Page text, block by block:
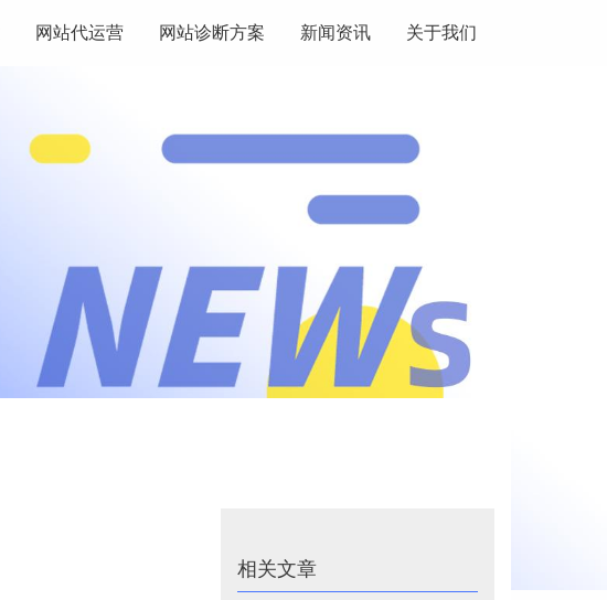
网站代运营 网站诊断方案 新闻资讯 关于我们
相关文章